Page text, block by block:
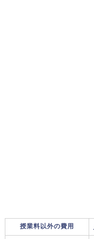
授業料以外の費用